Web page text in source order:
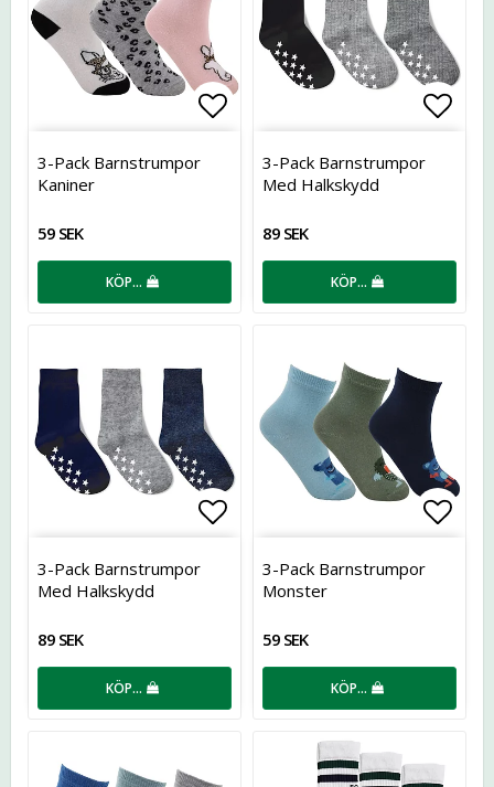
Lägg till i favoritlistan
3-Pack Barnstrumpor
Kaniner
59 SEK
KÖP…
3-Pack Barnstrumpor
Med Halkskydd
89 SEK
KÖP…
Lägg till i favoritlistan
3-Pack Barnstrumpor
Med Halkskydd
89 SEK
KÖP…
3-Pack Barnstrumpor
Monster
59 SEK
KÖP…